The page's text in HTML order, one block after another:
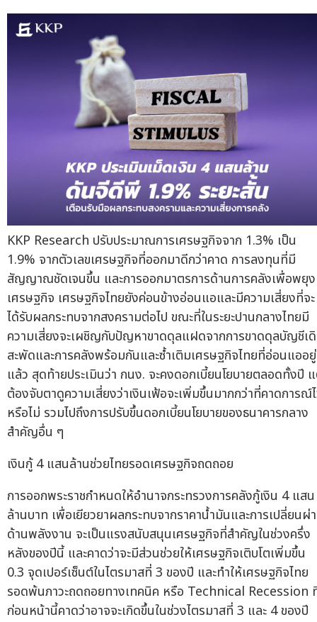
KKP Research ปรับประมาณการเศรษฐกิจจาก 1.3% เป็น
1.9% จากตัวเลขเศรษฐกิจที่ออกมาดีกว่าคาด การลงทุนที่มี
สัญญาณชัดเจนขึ้น และการออกมาตรการด้านการคลังเพื่อพยุง
เศรษฐกิจ เศรษฐกิจไทยยังค่อนข้างอ่อนแอและมีความเสี่ยงที่จะ
ได้รับผลกระทบจากสงครามต่อไป ขณะที่ในระยะปานกลางไทยมี
ความเสี่ยงจะเผชิญกับปัญหาขาดดุลแฝดจากการขาดดุลบัญชีเ
สะพัดและการคลังพร้อมกันและซ้ำเติมเศรษฐกิจไทยที่อ่อนแออยู่
แล้ว สุดท้ายประเมินว่า กนง. จะคงดอกเบี้ยนโยบายตลอดทั้งปี
ต้องจับตาดูความเสี่ยงว่าเงินเฟ้อจะเพิ่มขึ้นมากกว่าที่คาดการณ์
หรือไม่ รวมไปถึงการปรับขึ้นดอกเบี้ยนโยบายของธนาคารกลาง
สำคัญอื่น ๆ
เงินกู้ 4 แสนล้านช่วยไทยรอดเศรษฐกิจถดถอย
การออกพระราชกำหนดให้อำนาจกระทรวงการคลังกู้เงิน 4 แสน
ล้านบาท เพื่อเยียวยาผลกระทบจากราคาน้ำมันและการเปลี่ยนผ่
ด้านพลังงาน จะเป็นแรงสนับสนุนเศรษฐกิจที่สำคัญในช่วงครึ่ง
หลังของปีนี้ และคาดว่าจะมีส่วนช่วยให้เศรษฐกิจเติบโตเพิ่มขึ้น
0.3 จุดเปอร์เซ็นต์ในไตรมาสที่ 3 ของปี และทำให้เศรษฐกิจไทย
รอดพ้นภาวะถดถอยทางเทคนิค หรือ Technical Recession
ก่อนหน้านี้คาดว่าอาจจะเกิดขึ้นในช่วงไตรมาสที่ 3 และ 4 ของปี